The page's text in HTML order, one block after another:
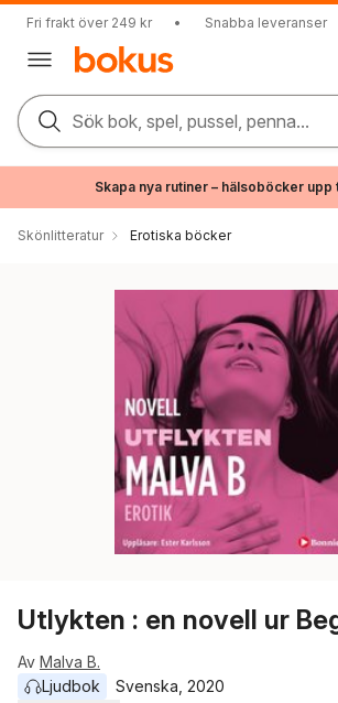
Fri frakt över 249 kr • Snabba leveranser
Sök bok, spel, pussel, penna...
Skapa nya rutiner – hälsoböcker upp
Skönlitteratur Erotiska böcker
Utlykten : en novell ur
Av Malva B.
Ljudbok
Svenska 2020